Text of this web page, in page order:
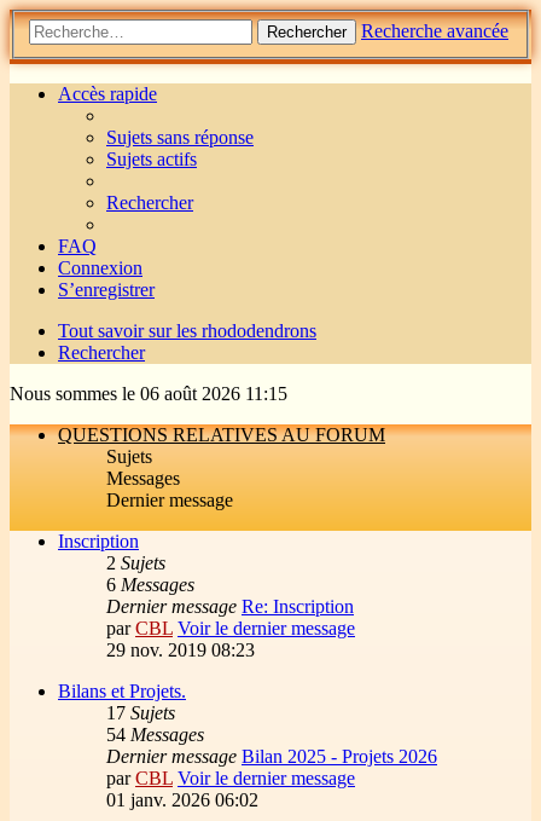
Rechercher Recherche avancée
Accès rapide
Sujets sans réponse
Sujets actifs
Rechercher
FAQ
Connexion
S’enregistrer
Tout savoir sur les rhododendrons
Rechercher
Nous sommes le 06 août 2026 11:15
QUESTIONS RELATIVES AU FORUM
Sujets
Messages
Dernier message
Inscription
2 Sujets
6 Messages
Dernier message Re: Inscription
parCBL Voir le dernier message
29 nov. 2019 08:23
Bilans et Projets.
17 Sujets
54 Messages
Dernier message Bilan 2025 - Projets 2026
parCBL Voir le dernier message
01 janv. 2026 06:02